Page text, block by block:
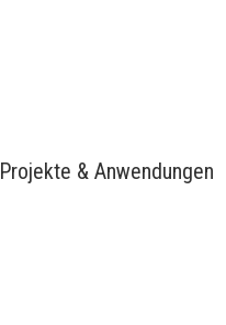
Projekte & Anwendungen